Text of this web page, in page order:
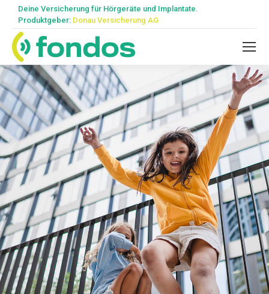
Deine Versicherung für Hörgeräte und Implantate.
Produktgeber: Donau Versicherung AG